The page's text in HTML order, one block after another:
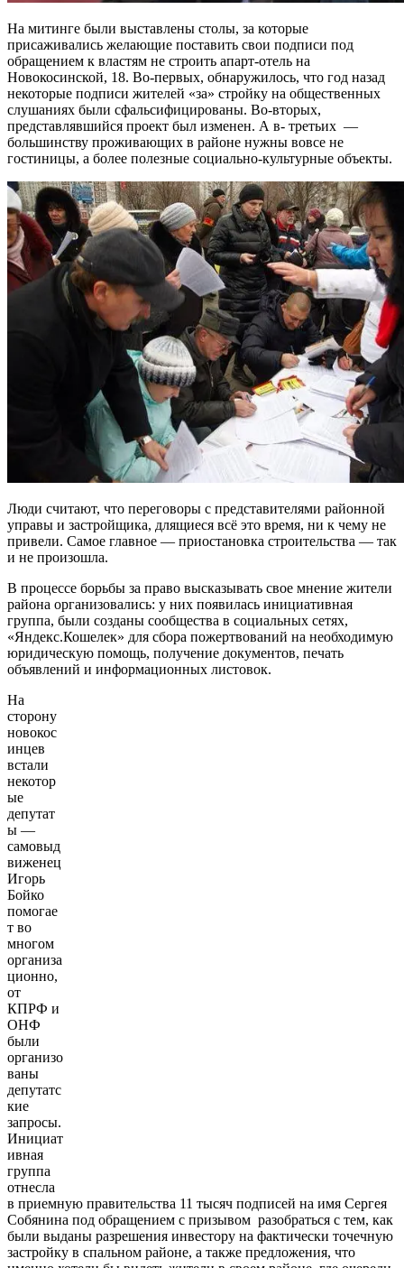
На митинге были выставлены столы, за которые
присаживались желающие поставить свои подписи под
обращением к властям не строить апарт-отель на
Новокосинской, 18. Во-первых, обнаружилось, что год назад
некоторые подписи жителей «за» стройку на общественных
слушаниях были сфальсифицированы. Во-вторых,
представлявшийся проект был изменен. А в- третьих —
большинству проживающих в районе нужны вовсе не
гостиницы, а более полезные социально-культурные объекты.
Люди считают, что переговоры с представителями районной
управы и застройщика, длящиеся всё это время, ни к чему не
привели. Самое главное — приостановка строительства — так
и не произошла.
В процессе борьбы за право высказывать свое мнение жители
района организовались: у них появилась инициативная
группа, были созданы сообщества в социальных сетях,
«Яндекс.Кошелек» для сбора пожертвований на необходимую
юридическую помощь, получение документов, печать
объявлений и информационных листовок.
На
сторону
новокос
инцев
встали
некотор
ые
депутат
ы —
самовыд
виженец
Игорь
Бойко
помогае
т во
многом
организа
ционно,
от
КПРФ и
ОНФ
были
организо
ваны
депутатс
кие
запросы.
Инициат
ивная
группа
отнесла
в приемную правительства 11 тысяч подписей на имя Сергея
Собянина под обращением с призывом разобраться с тем, как
были выданы разрешения инвестору на фактически точечную
застройку в спальном районе, а также предложения, что